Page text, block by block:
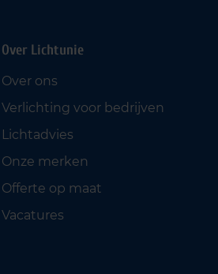
Over Lichtunie
Over ons
Verlichting voor bedrijven
Lichtadvies
Onze merken
Offerte op maat
Vacatures